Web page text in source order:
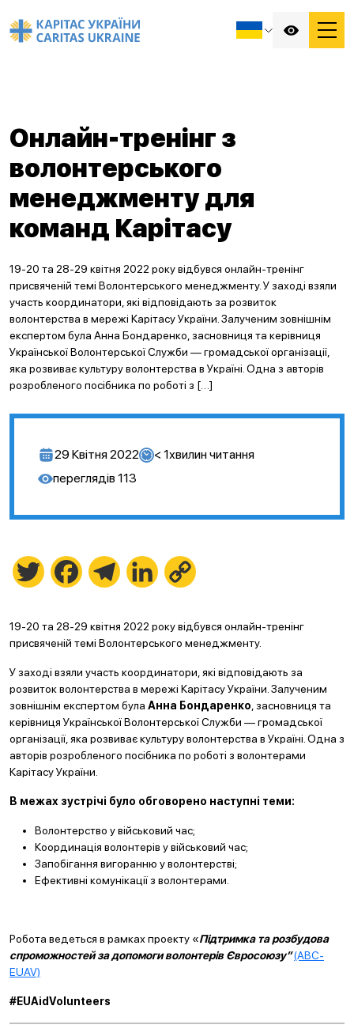
Онлайн-тренінг з
волонтерського
менеджменту для
команд Карітасу
19-20 та 28-29 квітня 2022 року відбувся онлайн-тренінг
присвяченій темі Волонтерського менеджменту. У заході взяли
участь координатори, які відповідають за розвиток
волонтерства в мережі Карітасу України. Залученим зовнішнім
експертом була Анна Бондаренко, засновниця та керівниця
Української Волонтерської Служби — громадської організації,
яка розвиває культуру волонтерства в Україні. Одна з авторів
розробленого посібника по роботі з […]
29 Квітня 2022 < 1хвилин читання
переглядів 113
Twitter FacebookTelegramLinkedIn
19-20 та 28-29 квітня 2022 року відбувся онлайн-тренінг
присвяченій темі Волонтерського менеджменту.
У заході взяли участь координатори, які відповідають за
розвиток волонтерства в мережі Карітасу України. Залученим
зовнішнім експертом була Анна Бондаренко , засновниця та
керівниця Української Волонтерської Служби — громадської
організації, яка розвиває культуру волонтерства в Україні. Одна з
авторів розробленого посібника по роботі з волонтерами
Карітасу України.
В межах зустрічі було обговорено наступні теми:
Волонтерство у військовий час;
Координація волонтерів у військовий час;
Запобігання вигоранню у волонтерстві;
Ефективні комунікації з волонтерами.
Робота ведеться в рамках проекту «Підтримка та розбудова
спроможностей за допомоги волонтерів Євросоюзу”(ABC-
EUAV)
#EUAidVolunteers